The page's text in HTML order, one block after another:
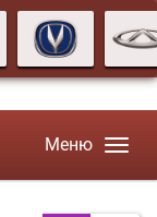
Меню